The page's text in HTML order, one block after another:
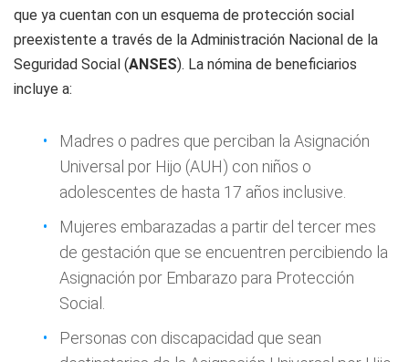
que ya cuentan con un esquema de protección social
preexistente a través de la Administración Nacional de la
Seguridad Social (ANSES). La nómina de beneficiarios
incluye a:
Madres o padres que perciban la Asignación
Universal por Hijo (AUH) con niños o
adolescentes de hasta 17 años inclusive.
Mujeres embarazadas a partir del tercer mes
de gestación que se encuentren percibiendo la
Asignación por Embarazo para Protección
Social.
Personas con discapacidad que sean